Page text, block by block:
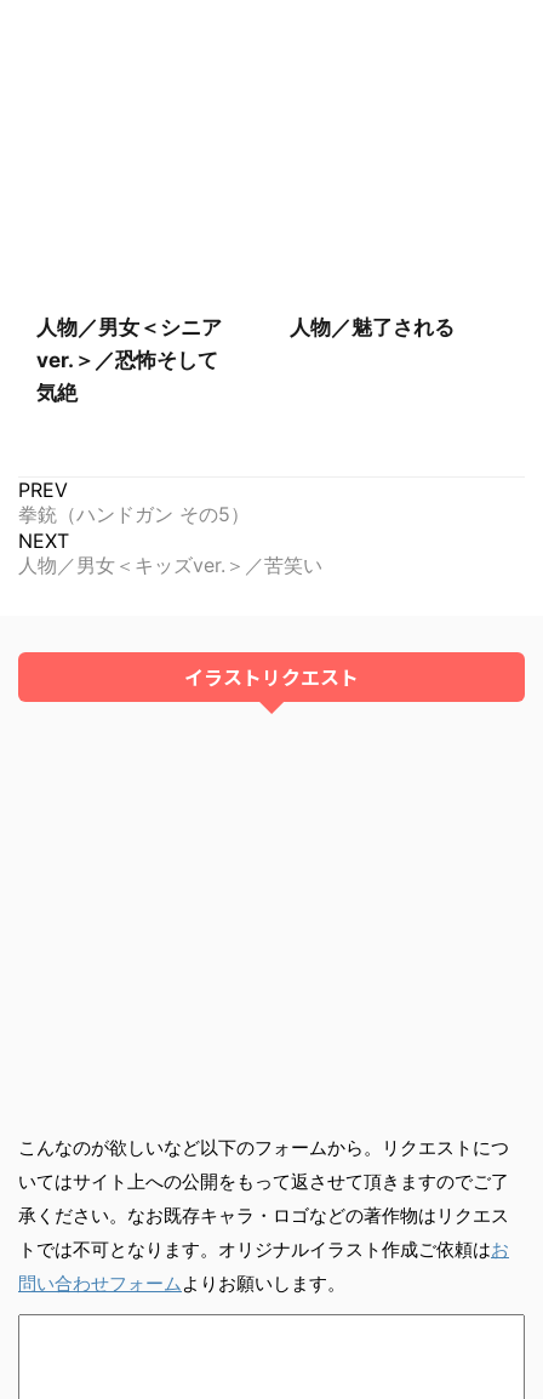
人物／男女＜シニア
ver.＞／恐怖そして
気絶
人物／魅了される
PREV
拳銃（ハンドガン その5）
NEXT
人物／男女＜キッズver.＞／苦笑い
イラストリクエスト
こんなのが欲しいなど以下のフォームから。リクエストにつ
いてはサイト上への公開をもって返させて頂きますのでご了
承ください。なお既存キャラ・ロゴなどの著作物はリクエス
トでは不可となります。オリジナルイラスト作成ご依頼はお
問い合わせフォーム よりお願いします。